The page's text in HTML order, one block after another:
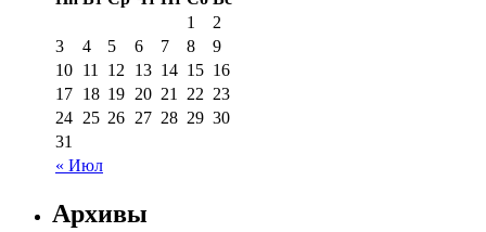
« Июл
1
2
3
4 5 6 7 8
9
10 11 12 13 14 15 16
17 18 19 20 21 22 23
24 25 26 27 28 29 30
31
Архивы